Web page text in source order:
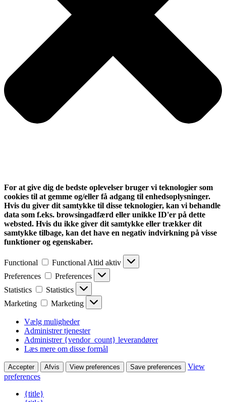
For at give dig de bedste oplevelser bruger vi teknologier som
cookies til at gemme og/eller få adgang til enhedsoplysninger.
Hvis du giver dit samtykke til disse teknologier, kan vi behandle
data som f.eks. browsingadfærd eller unikke ID'er på dette
websted. Hvis du ikke giver dit samtykke eller trækker dit
samtykke tilbage, kan det have en negativ indvirkning på visse
funktioner og egenskaber.
Functional Functional Altid aktiv
Preferences
Preferences
Statistics
Statistics
Marketing
Marketing
Vælg muligheder
Administrer tjenester
Administrer {vendor_count} leverandører
Læs mere om disse formål
Accepter Afvis View preferences Save preferences
View
preferences
{title}